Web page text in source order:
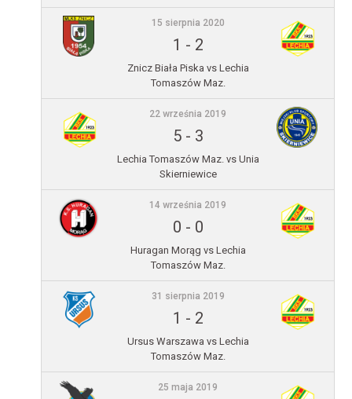
15 sierpnia 2020
1 - 2
Znicz Biała Piska vs Lechia
Tomaszów Maz.
22 września 2019
5- 3
Lechia Tomaszów Maz. vs Unia
Skierniewice
14 września 2019
0 - 0
Huragan Morąg vs Lechia
Tomaszów Maz.
31 sierpnia 2019
1 - 2
Ursus Warszawa vs Lechia
Tomaszów Maz.
25 maja 2019